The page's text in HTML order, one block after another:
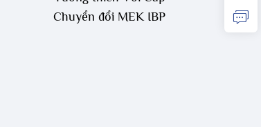
Chuyển đổi MEK IBP